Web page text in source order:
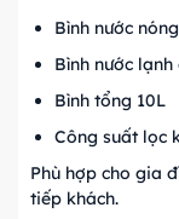
Bình nước
Bình nước
Bình tổng 10L
Công suất lọc
Phù hợp cho gia
tiếp khách.